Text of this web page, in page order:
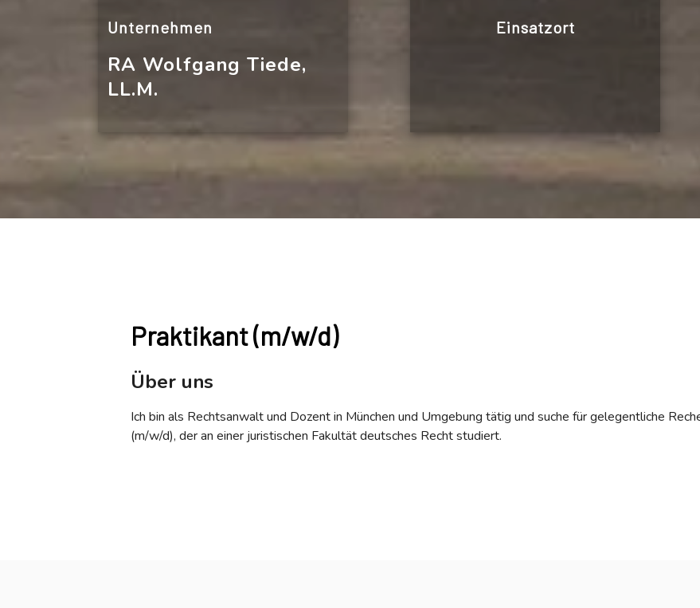
Unternehmen
RA Wolfgang Tiede,
LL.M.
Einsatzort
Praktikant (m/w/d)
Über uns
Ich bin als Rechtsanwalt und Dozent in München und Umgebung tätig und suche für gelegentliche
(m/w/d), der an einer juristischen Fakultät deutsches Recht studiert.